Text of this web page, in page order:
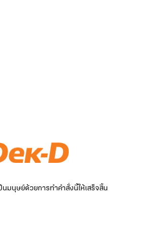
มนุษย์ด้วยการทำคำสั่งนี้ให้เสร็จสิ้น